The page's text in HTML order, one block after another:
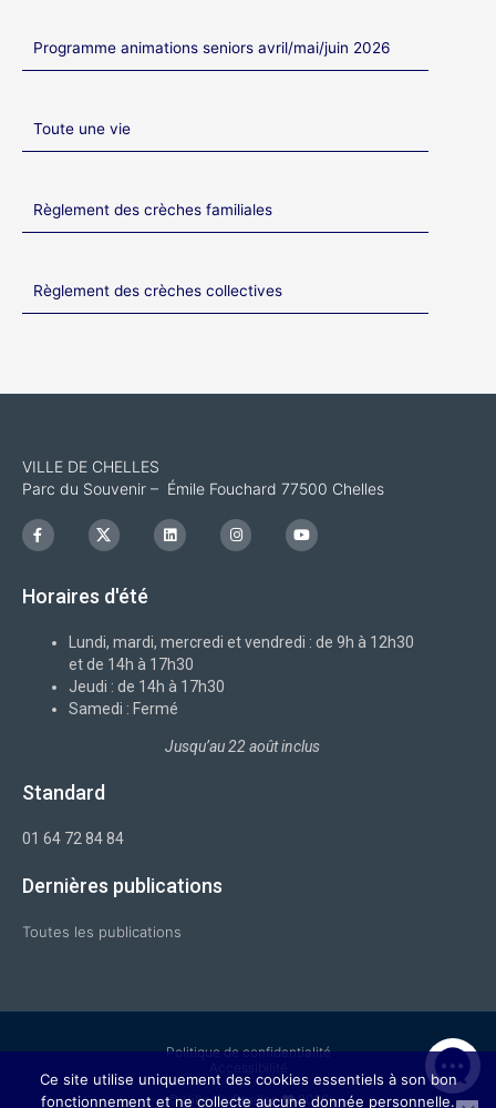
Programme animations seniors avril/mai/juin 2026
Toute une vie
Règlement des crèches familiales
Règlement des crèches collectives
VILLE DE CHELLES
Parc du Souvenir – Émile Fouchard 77500 Chelles
F
a
c
o
I
c
o
x
L
i
n
I
n
s
m
Y
o
u
Horaires d'été
Lundi, mardi, mercredi et vendredi : de 9h à 12h30
et de 14h à 17h30
Jeudi : de 14h à 17h30
Samedi : Fermé
Jusqu’au 22 août inclus
Standard
01 64 72 84 84
Dernières publications
Toutes les publications
Politique de confidentialité
© Ville de Chelles ❤ 2026
Ce site utilise uniquement des cookies essentiels à son bon
fonctionnement et ne collecte aucune donnée personnelle.